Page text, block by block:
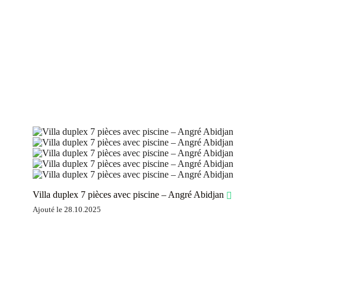
Villa duplex 7 pièces avec piscine – Angré Abidjan
Ajouté le 28.10.2025